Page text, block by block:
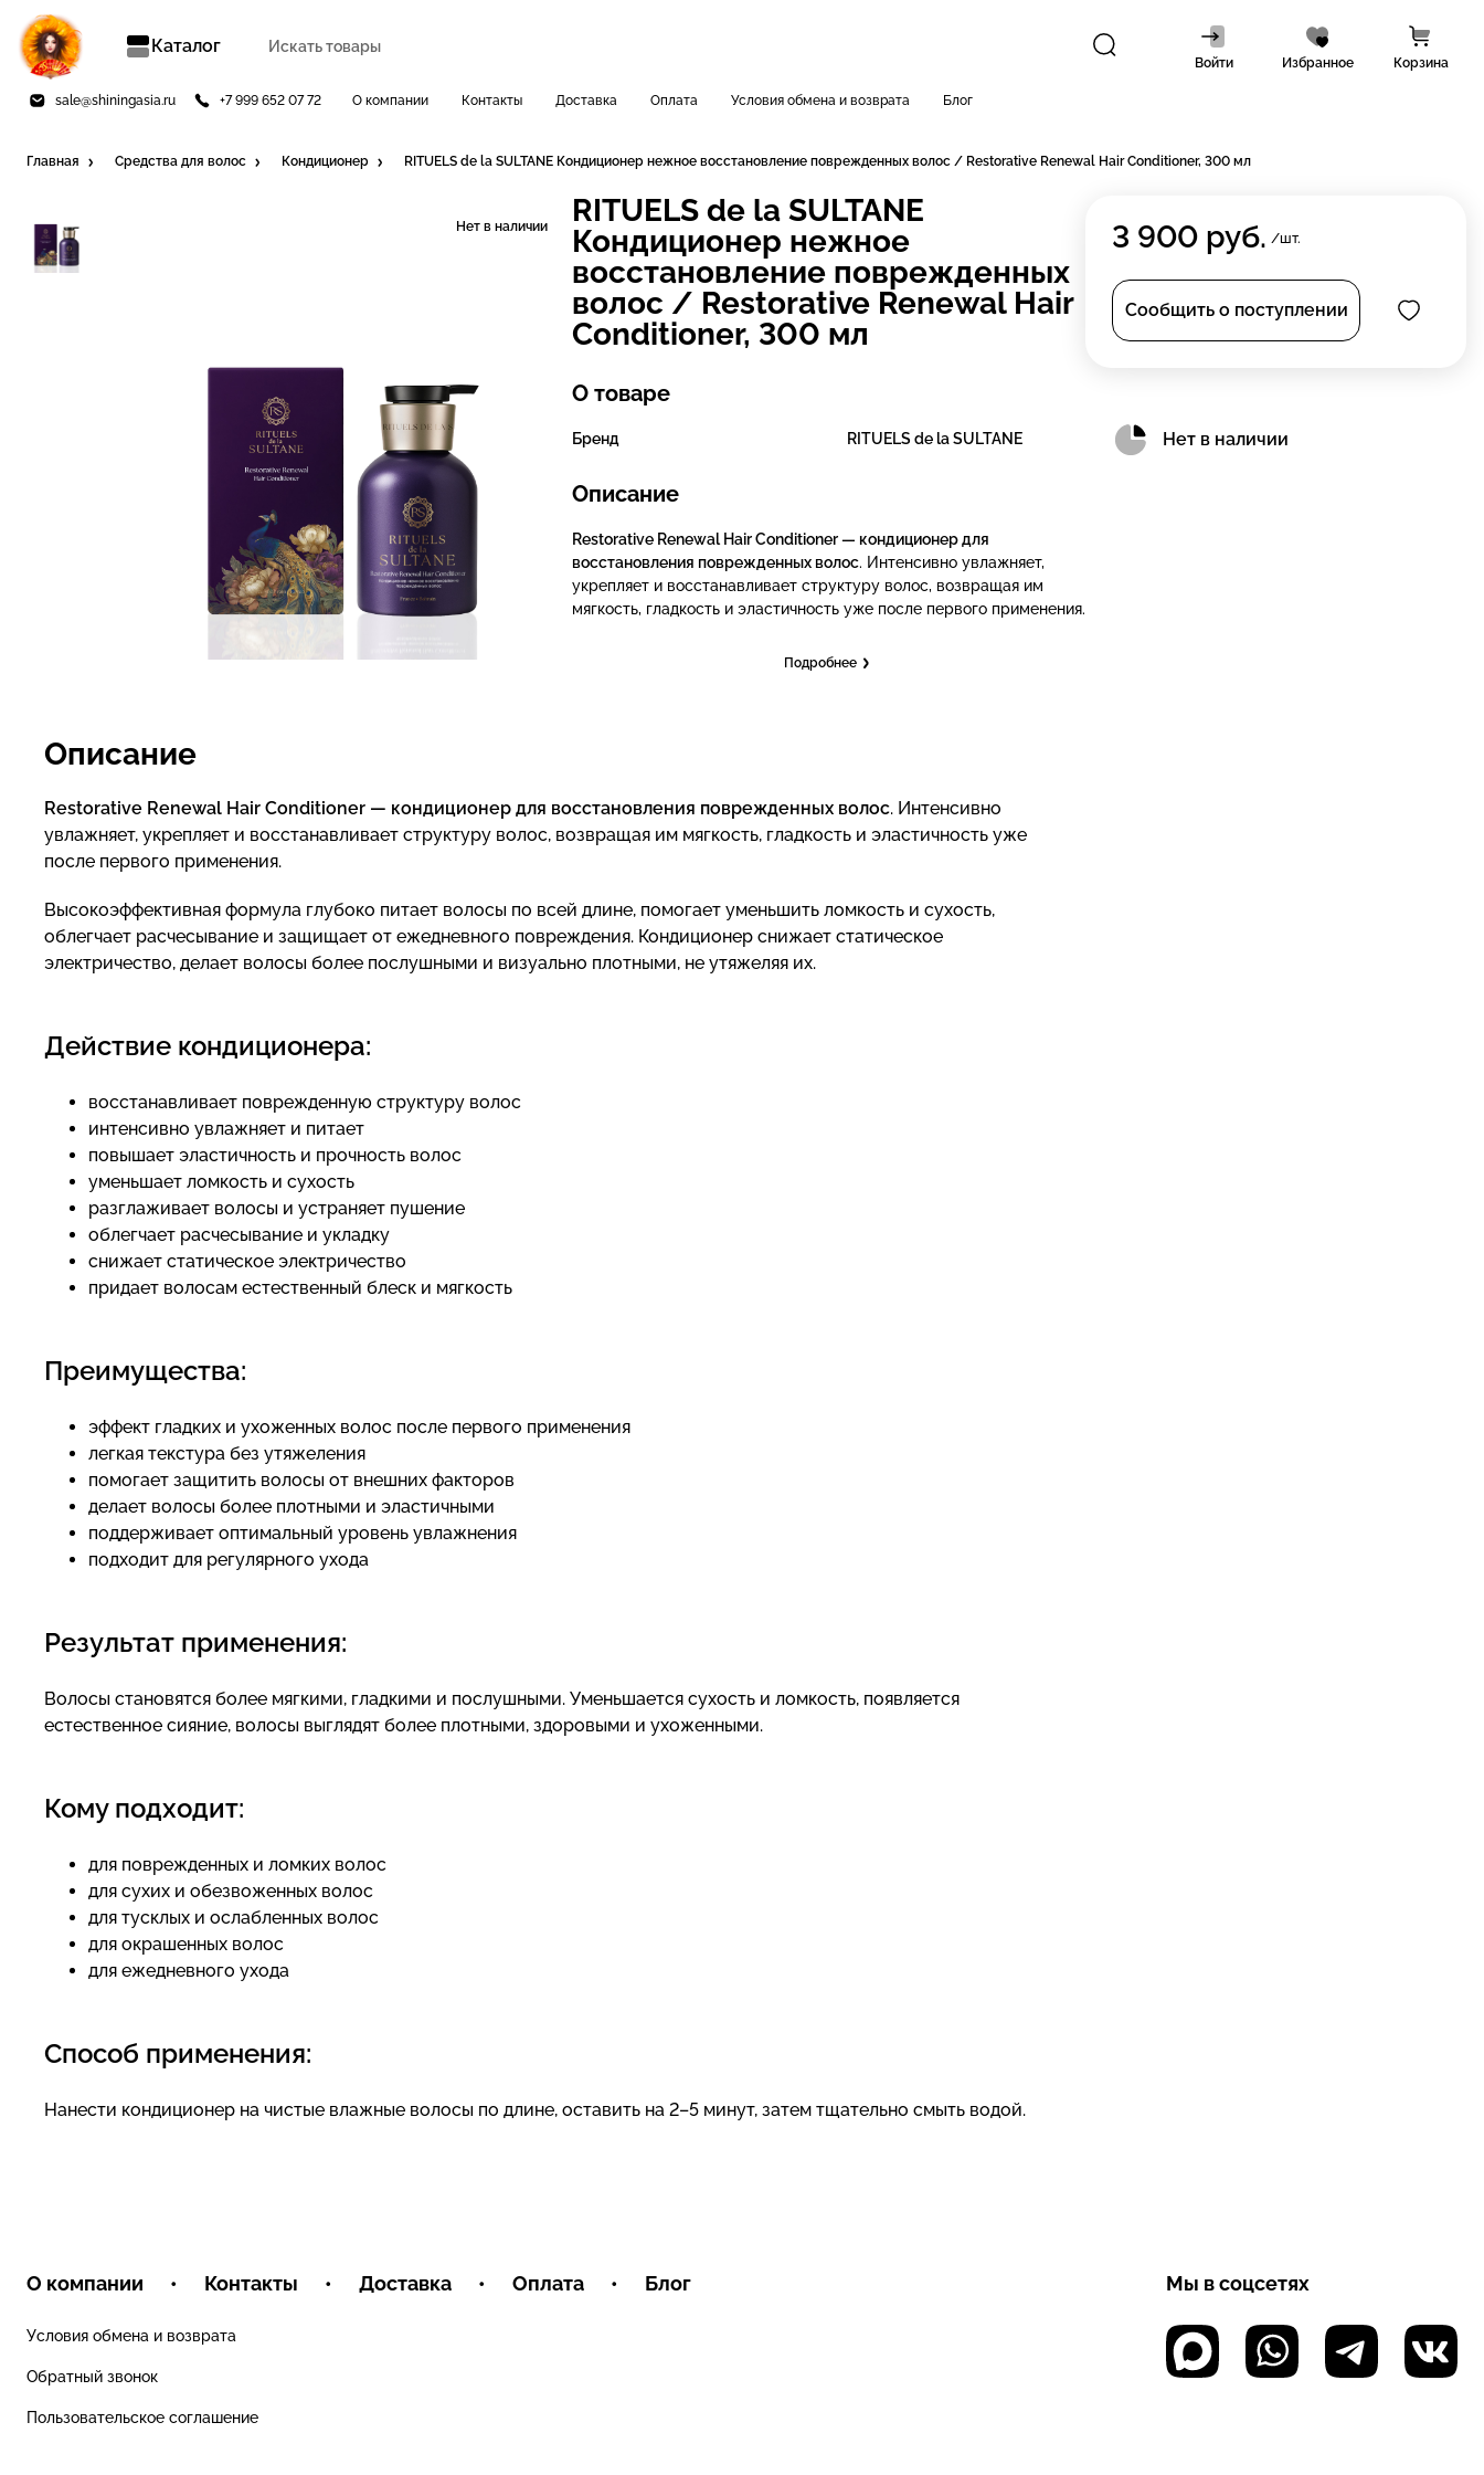
Каталог
Войти Избранное Корзина
sale@shiningasia.ru +7 999 652 07 72 О компании Контакты Доставка Оплата Условия обмена и возврата Блог
Главная Средства для волос Кондиционер RITUELS de la SULTANE Кондиционер нежное восстановление поврежденных волос / Restorative Renewal Hair Conditioner, 300 мл
Нет в наличии
RITUELS de la SULTANE
Кондиционер нежное
восстановление поврежденных
волос / Restorative Renewal Hair
Conditioner, 300 мл
О товаре
Бренд RITUELS de la SULTANE
Описание
Restorative Renewal Hair Conditioner — кондиционер для
восстановления поврежденных волос. Интенсивно увлажняет,
укрепляет и восстанавливает структуру волос, возвращая им
мягкость, гладкость и эластичность уже после первого применения.
Подробнее
Описание
Restorative Renewal Hair Conditioner — кондиционер для восстановления поврежденных волос. Интенсивно
увлажняет, укрепляет и восстанавливает структуру волос, возвращая им мягкость, гладкость и эластичность уже
после первого применения.
Высокоэффективная формула глубоко питает волосы по всей длине, помогает уменьшить ломкость и сухость,
облегчает расчесывание и защищает от ежедневного повреждения. Кондиционер снижает статическое
электричество, делает волосы более послушными и визуально плотными, не утяжеляя их.
Действие кондиционера:
восстанавливает поврежденную структуру волос
интенсивно увлажняет и питает
повышает эластичность и прочность волос
уменьшает ломкость и сухость
разглаживает волосы и устраняет пушение
облегчает расчесывание и укладку
снижает статическое электричество
придает волосам естественный блеск и мягкость
Преимущества:
эффект гладких и ухоженных волос после первого применения
легкая текстура без утяжеления
помогает защитить волосы от внешних факторов
делает волосы более плотными и эластичными
поддерживает оптимальный уровень увлажнения
подходит для регулярного ухода
Результат применения:
Волосы становятся более мягкими, гладкими и послушными. Уменьшается сухость и ломкость, появляется
естественное сияние, волосы выглядят более плотными, здоровыми и ухоженными.
Кому подходит:
для поврежденных и ломких волос
для сухих и обезвоженных волос
для тусклых и ослабленных волос
для окрашенных волос
для ежедневного ухода
Способ применения:
Нанести кондиционер на чистые влажные волосы по длине, оставить на 2–5 минут, затем тщательно смыть водой.
3 900 руб. /шт.
Сообщить о поступлении
Нет в наличии
О компании • Контакты • Доставка • Оплата • Блог
Условия обмена и возврата
Обратный звонок
Пользовательское соглашение
Мы в соцсетях